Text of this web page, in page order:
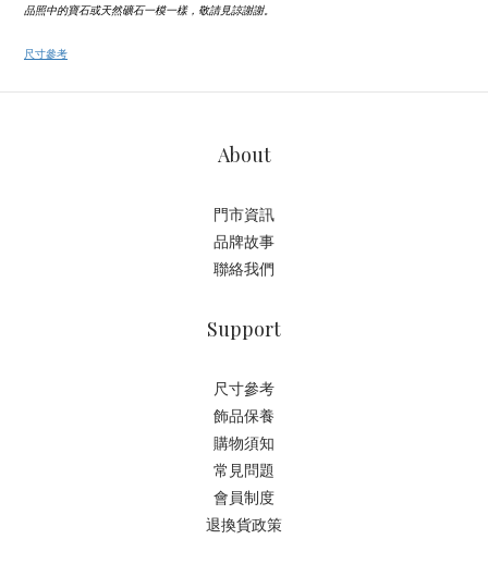
品照中的寶石或天然礦石一模一樣，敬請見諒謝謝。
尺寸參考
About
門市資訊
品牌故事
聯絡我們
Support
尺寸參考
飾品保養
購物須知
常見問題
會員制度
退換貨政策